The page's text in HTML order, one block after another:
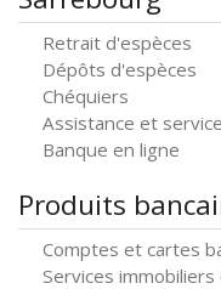
Retrait d'espèces
Dépôts d'espèces
Chéquiers
Assistance et
Banque en ligne
Produits
Comptes et cartes
Services